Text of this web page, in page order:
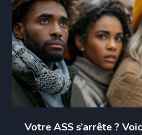
Votre ASS s’arrête ?